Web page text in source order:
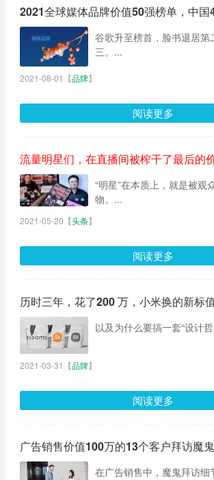
2021全球媒体品牌价值50强榜单，中国
谷歌升至榜首，脸书退居第
三。...
2021-08-01 【品牌】
阅读更多
流量明星们，在直播间被榨干了最后的
“明星”在本质上，就是被观
物。...
2021-05-20 【头条】
阅读更多
历时三年，花了200 万，小米换的新标
以及为什么要搞一套“设计
2021-03-31 【品牌】
阅读更多
广告销售价值100万的13个客户拜访魔
在广告销售中，魔鬼拜访细